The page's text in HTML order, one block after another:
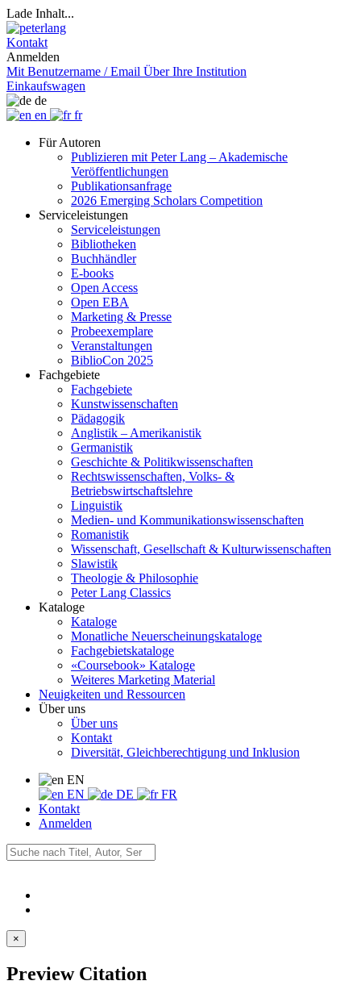
Lade Inhalt...
Kontakt
Anmelden
Mit Benutzername / Email Über Ihre Institution
Einkaufswagen
de
en
fr
Für Autoren
Publizieren mit Peter Lang – Akademische
Veröffentlichungen
Publikationsanfrage
2026 Emerging Scholars Competition
Serviceleistungen
Serviceleistungen
Bibliotheken
Buchhändler
E-books
Open Access
Open EBA
Marketing & Presse
Probeexemplare
Veranstaltungen
BiblioCon 2025
Fachgebiete
Fachgebiete
Kunstwissenschaften
Pädagogik
Anglistik – Amerikanistik
Germanistik
Geschichte & Politikwissenschaften
Rechtswissenschaften, Volks- &
Betriebswirtschaftslehre
Linguistik
Medien- und Kommunikationswissenschaften
Romanistik
Wissenschaft, Gesellschaft & Kulturwissenschaften
Slawistik
Theologie & Philosophie
Peter Lang Classics
Kataloge
Kataloge
Monatliche Neuerscheinungskataloge
Fachgebietskataloge
«Coursebook» Kataloge
Weiteres Marketing Material
Neuigkeiten und Ressourcen
Über uns
Über uns
Kontakt
Diversität, Gleichberechtigung und Inklusion
EN
EN
DE
FR
Kontakt
Anmelden
×
Preview Citation